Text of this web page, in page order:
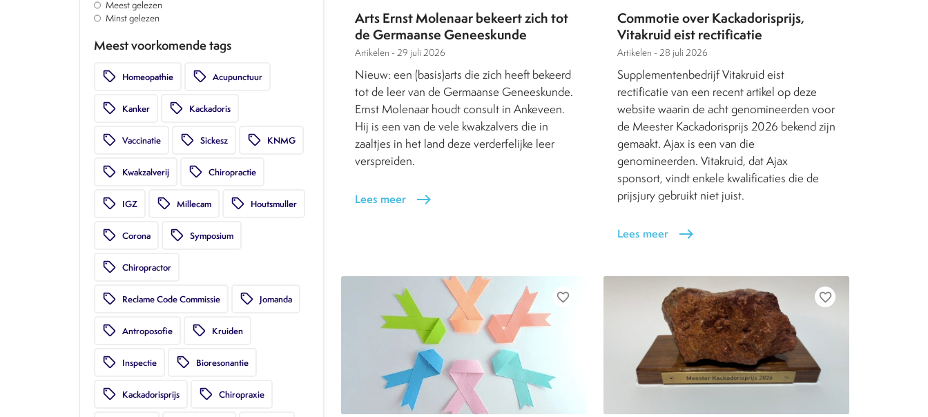
Meest gelezen
Minst gelezen
Meest voorkomende tags
local_offer Homeopathie local_offer Acupunctuur
local_offer Kanker local_offer Kackadoris
local_offer Vaccinatie local_offer Sickesz local_offer KNMG
local_offer Kwakzalverij local_offer Chiropractie
local_offer IGZ local_offer Millecam local_offer Houtsmuller
local_offer Corona local_offer Symposium
local_offer Chiropractor
local_offer Reclame Code Commissie local_offer Jomanda
local_offer Antroposofie local_offer Kruiden
local_offer Inspectie local_offer Bioresonantie
local_offer Kackadorisprijs local_offer Chiropraxie
Arts Ernst Molenaar bekeert zich tot
de Germaanse Geneeskunde
Artikelen - 29 juli 2026
Nieuw: een (basis)arts die zich heeft bekeerd
tot de leer van de Germaanse Geneeskunde.
Ernst Molenaar houdt consult in Ankeveen.
Hij is een van de vele kwakzalvers die in
zaaltjes in het land deze verderfelijke leer
verspreiden.
Lees meer east
Commotie over Kackadorisprijs,
Vitakruid eist rectificatie
Artikelen - 28 juli 2026
Supplementenbedrijf Vitakruid eist
rectificatie van een recent artikel op deze
website waarin de acht genomineerden voor
de Meester Kackadorisprijs 2026 bekend zijn
gemaakt. Ajax is een van die
genomineerden. Vitakruid, dat Ajax
sponsort, vindt enkele kwalificaties die de
prijsjury gebruikt niet juist.
Lees meer east
favorite_border favorite_border